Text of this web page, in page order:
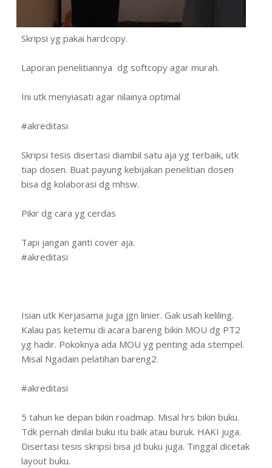
Skripsi yg pakai hardcopy.
Laporan penelitiannya dg softcopy agar murah.
Ini utk menyiasati agar nilainya optimal
#akreditasi
Skripsi tesis disertasi diambil satu aja yg terbaik, utk
tiap dosen. Buat payung kebijakan penelitian dosen
bisa dg kolaborasi dg mhsw.
Pikir dg cara yg cerdas
Tapi jangan ganti cover aja.
#akreditasi
Isian utk Kerjasama juga jgn linier. Gak usah keliling.
Kalau pas ketemu di acara bareng bikin MOU dg PT2
yg hadir. Pokoknya ada MOU yg penting ada stempel.
Misal Ngadain pelatihan bareng2.
#akreditasi
5 tahun ke depan bikin roadmap. Misal hrs bikin buku.
Tdk pernah dinilai buku itu baik atau buruk. HAKI juga.
Disertasi tesis skripsi bisa jd buku juga. Tinggal dicetak
layout buku.